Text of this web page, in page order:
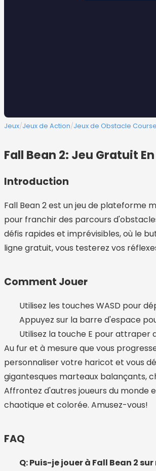
Jeux/Jeux de Action/Jeux de Obstacle Course
Fall Bean 2: Jeu Gratuit
Introduction
Fall Bean 2 est un jeu de plateforme
pour franchir des parcours
défis rapides et imprévisibles, où le
ligne gratuit, vous testerez vos
Comment Jouer
Utilisez les touches WASD pour
Appuyez sur la barre d'espace
Utilisez la touche E pour
Au fur et à mesure que vous
personnaliser votre haricot et vous
gigantesques marteaux balançants,
Affrontez d'autres joueurs du monde
chaotique et colorée. Amusez-vous!
FAQ
Q: Puis-je jouer à Fall Bean 2